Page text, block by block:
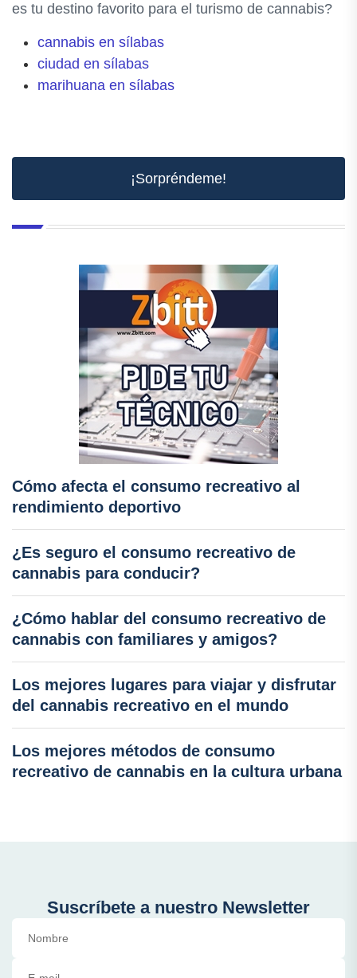
es tu destino favorito para el turismo de cannabis?
cannabis en sílabas
ciudad en sílabas
marihuana en sílabas
¡Sorpréndeme!
Cómo afecta el consumo recreativo al
rendimiento deportivo
¿Es seguro el consumo recreativo de
cannabis para conducir?
¿Cómo hablar del consumo recreativo de
cannabis con familiares y amigos?
Los mejores lugares para viajar y disfrutar
del cannabis recreativo en el mundo
Los mejores métodos de consumo
recreativo de cannabis en la cultura urbana
Suscríbete a nuestro Newsletter